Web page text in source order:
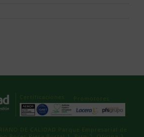
Certificaciones Promotores
DE CALIDAD Parque Empresarial de